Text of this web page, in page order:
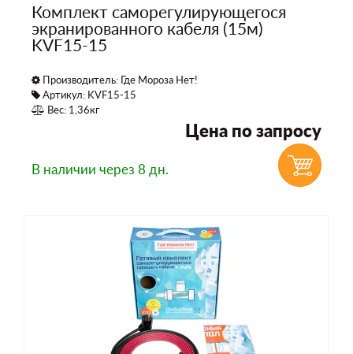
Комплект саморегулирующегося
экранированного кабеля (15м)
KVF15-15
Производитель: Где Мороза Нет!
Артикул: KVF15-15
Вес: 1,36кг
Цена по запросу
В наличии через 8 дн.